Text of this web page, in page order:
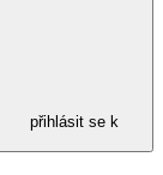
přihlásit se k